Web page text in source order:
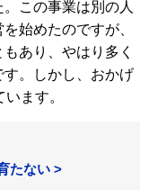
この事業は別の人
始めたのですが、
あり、やはり多く
。しかし、おかげ
ます。
たない >